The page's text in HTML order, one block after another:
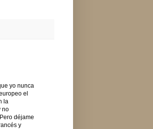
yo nunca
el
la
no
déjame
y